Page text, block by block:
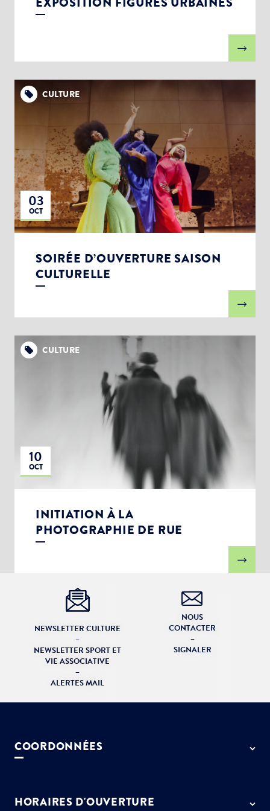
CULTURE
03
OCT
SOIRÉE D’OUVERTURE SAISON
CULTURELLE
CULTURE
10
OCT
INITIATION À LA
PHOTOGRAPHIE DE RUE
NEWSLETTER CULTURE
–
NEWSLETTER SPORT ET
VIE ASSOCIATIVE
–
ALERTES MAIL
NOUS
CONTACTER
–
SIGNALER
COORDONNÉES
01 64 13 55 55
HORAIRES D'OUVERTURE